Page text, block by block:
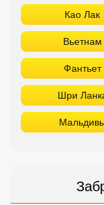
Као Лак
Вьетнам
Фантьет
Шри